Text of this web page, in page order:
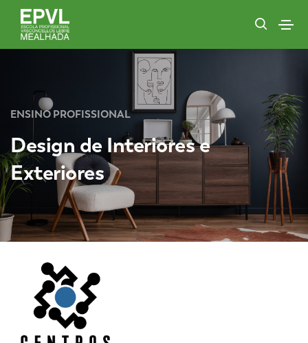
ENSINO PROFISSIONAL
Design de Interiores e
Exteriores